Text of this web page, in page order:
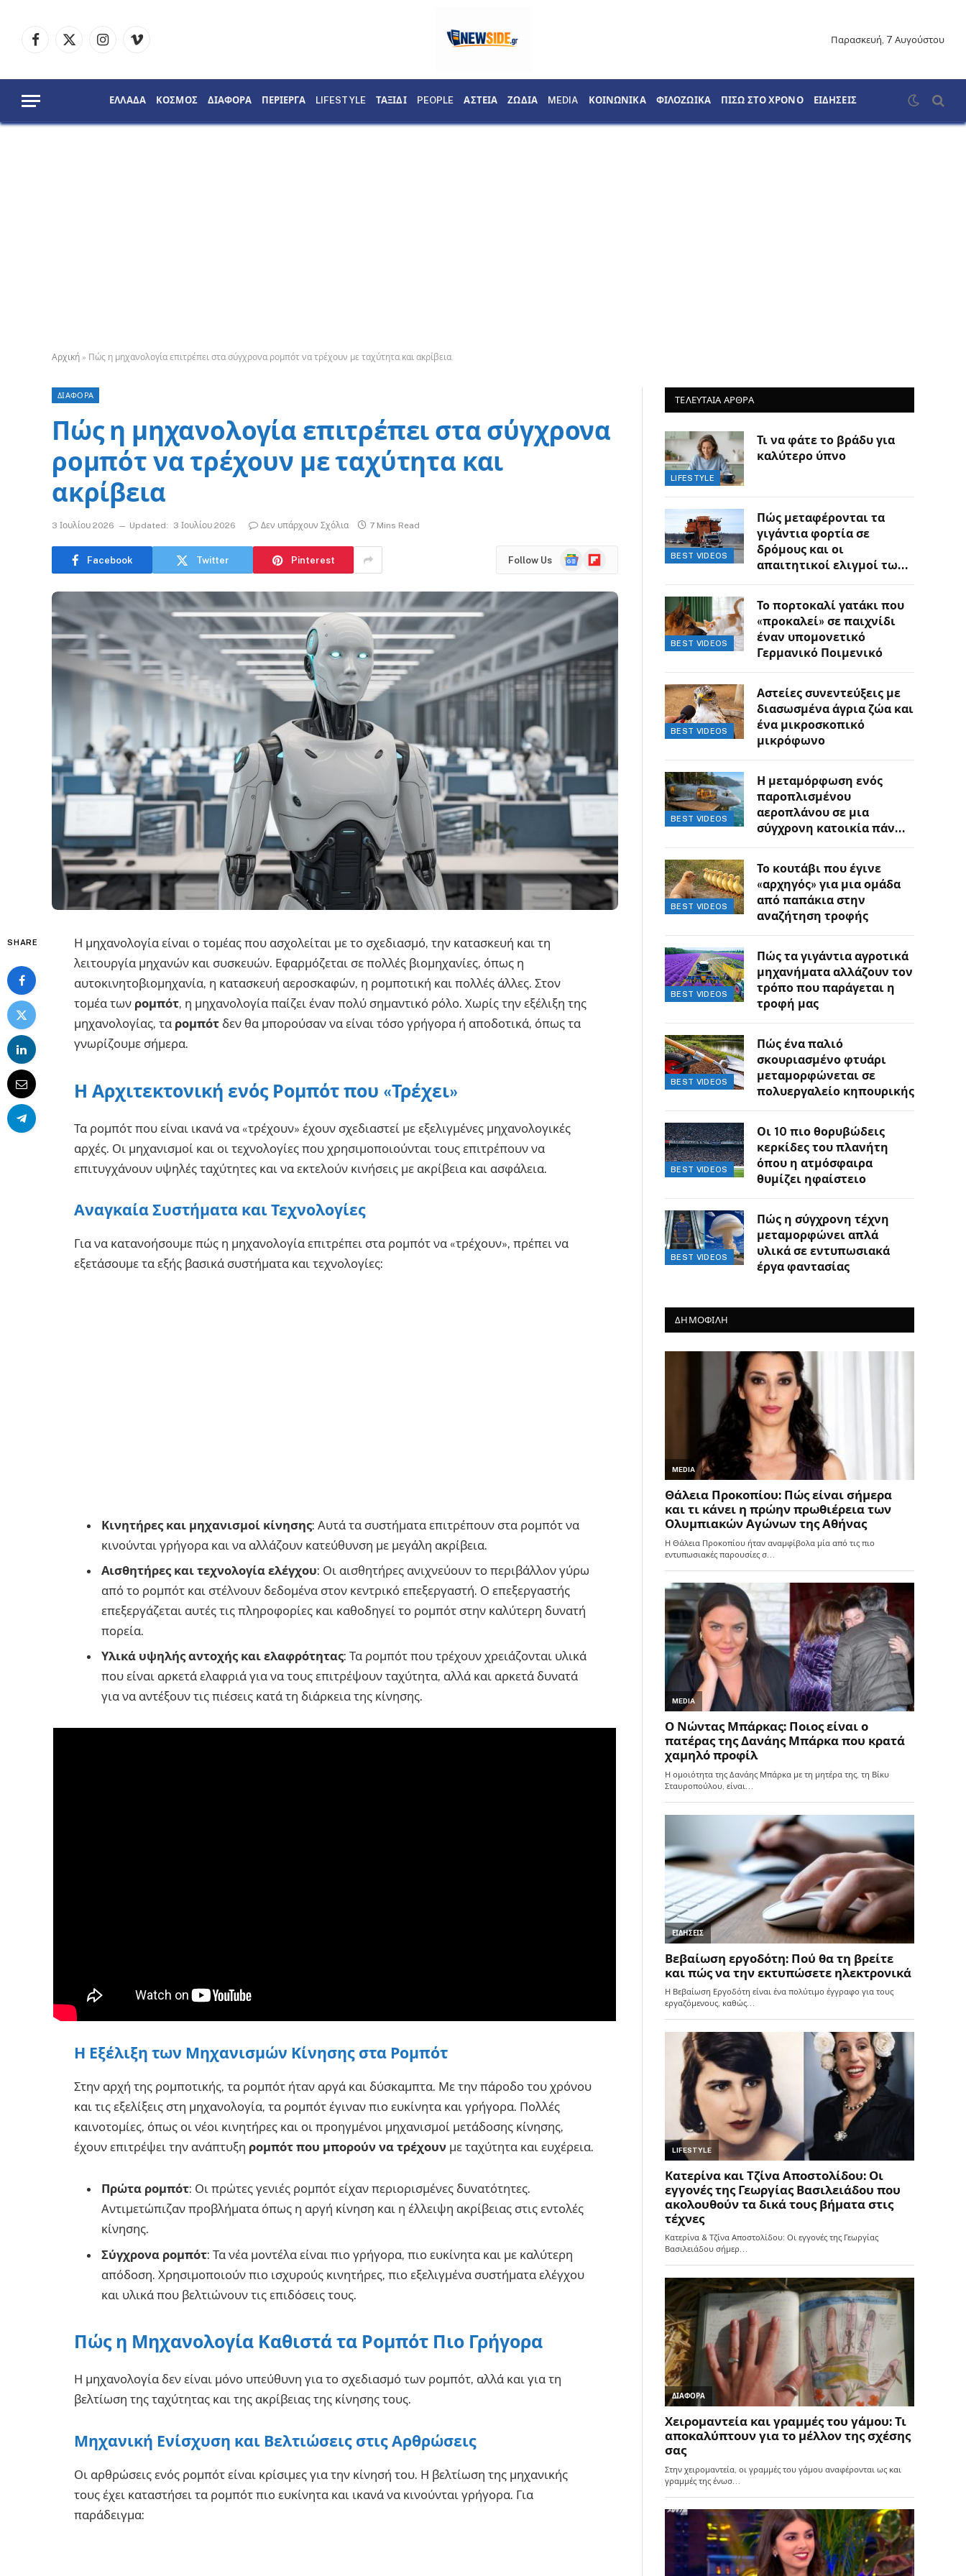
Facebook
X
InstagramVimeo
Παρασκευή, 7 Αυγούστου
ΕΛΛΑΔΑ ΚΟΣΜΟΣ ΔΙΑΦΟΡΑ ΠΕΡΙΕΡΓΑ LIFESTYLE ΤΑΞΙΔΙ PEOPLE ΑΣΤΕΙΑ ΖΩΔΙΑ MEDIA ΚΟΙΝΩΝΙΚΑ ΦΙΛΟΖΩΙΚΑ ΠΙΣΩ ΣΤΟ ΧΡΟΝΟ ΕΙΔΗΣΕΙΣ
Αρχική » Πώς η μηχανολογία επιτρέπει στα σύγχρονα ρομπότ να τρέχουν με ταχύτητα και ακρίβεια
ΔΙΑΦΟΡΑ
Πώς η μηχανολογία επιτρέπει στα σύγχρονα
ρομπότ να τρέχουν με ταχύτητα και
ακρίβεια
3 Ιουλίου 2026 Updated: 3 Ιουλίου 2026 Δεν υπάρχουν Σχόλια 7 Mins Read
Facebook Twitter Pinterest Follow Us
GoogleFlipboard
SHARE
Η μηχανολογία είναι ο τομέας που ασχολείται με το σχεδιασμό, την κατασκευή και τη
λειτουργία μηχανών και συσκευών. Εφαρμόζεται σε πολλές βιομηχανίες, όπως η
αυτοκινητοβιομηχανία, η κατασκευή αεροσκαφών, η ρομποτική και πολλές άλλες. Στον
τομέα των ρομπότ, η μηχανολογία παίζει έναν πολύ σημαντικό ρόλο. Χωρίς την εξέλιξη της
μηχανολογίας, τα ρομπότ δεν θα μπορούσαν να είναι τόσο γρήγορα ή αποδοτικά, όπως τα
γνωρίζουμε σήμερα.
Η Αρχιτεκτονική ενός Ρομπότ που «Τρέχει»
Τα ρομπότ που είναι ικανά να «τρέχουν» έχουν σχεδιαστεί με εξελιγμένες μηχανολογικές
αρχές. Οι μηχανισμοί και οι τεχνολογίες που χρησιμοποιούνται τους επιτρέπουν να
επιτυγχάνουν υψηλές ταχύτητες και να εκτελούν κινήσεις με ακρίβεια και ασφάλεια.
Αναγκαία Συστήματα και Τεχνολογίες
Για να κατανοήσουμε πώς η μηχανολογία επιτρέπει στα ρομπότ να «τρέχουν», πρέπει να
εξετάσουμε τα εξής βασικά συστήματα και τεχνολογίες:
Κινητήρες και μηχανισμοί κίνησης: Αυτά τα συστήματα επιτρέπουν στα ρομπότ να
κινούνται γρήγορα και να αλλάζουν κατεύθυνση με μεγάλη ακρίβεια.
Αισθητήρες και τεχνολογία ελέγχου: Οι αισθητήρες ανιχνεύουν το περιβάλλον γύρω
από το ρομπότ και στέλνουν δεδομένα στον κεντρικό επεξεργαστή. Ο επεξεργαστής
επεξεργάζεται αυτές τις πληροφορίες και καθοδηγεί το ρομπότ στην καλύτερη δυνατή
πορεία.
Υλικά υψηλής αντοχής και ελαφρότητας: Τα ρομπότ που τρέχουν χρειάζονται υλικά
που είναι αρκετά ελαφριά για να τους επιτρέψουν ταχύτητα, αλλά και αρκετά δυνατά
για να αντέξουν τις πιέσεις κατά τη διάρκεια της κίνησης.
Η Εξέλιξη των Μηχανισμών Κίνησης στα Ρομπότ
Στην αρχή της ρομποτικής, τα ρομπότ ήταν αργά και δύσκαμπτα. Με την πάροδο του χρόνου
και τις εξελίξεις στη μηχανολογία, τα ρομπότ έγιναν πιο ευκίνητα και γρήγορα. Πολλές
καινοτομίες, όπως οι νέοι κινητήρες και οι προηγμένοι μηχανισμοί μετάδοσης κίνησης,
έχουν επιτρέψει την ανάπτυξη ρομπότ που μπορούν να τρέχουν με ταχύτητα και ευχέρεια.
Πρώτα ρομπότ: Οι πρώτες γενιές ρομπότ είχαν περιορισμένες δυνατότητες.
Αντιμετώπιζαν προβλήματα όπως η αργή κίνηση και η έλλειψη ακρίβειας στις εντολές
κίνησης.
Σύγχρονα ρομπότ: Τα νέα μοντέλα είναι πιο γρήγορα, πιο ευκίνητα και με καλύτερη
απόδοση. Χρησιμοποιούν πιο ισχυρούς κινητήρες, πιο εξελιγμένα συστήματα ελέγχου
και υλικά που βελτιώνουν τις επιδόσεις τους.
Πώς η Μηχανολογία Καθιστά τα Ρομπότ Πιο Γρήγορα
Η μηχανολογία δεν είναι μόνο υπεύθυνη για το σχεδιασμό των ρομπότ, αλλά και για τη
βελτίωση της ταχύτητας και της ακρίβειας της κίνησης τους.
Μηχανική Ενίσχυση και Βελτιώσεις στις Αρθρώσεις
Οι αρθρώσεις ενός ρομπότ είναι κρίσιμες για την κίνησή του. Η βελτίωση της μηχανικής
τους έχει καταστήσει τα ρομπότ πιο ευκίνητα και ικανά να κινούνται γρήγορα. Για
παράδειγμα:
ΤΕΛΕΥΤΑΙΑ ΑΡΘΡΑ
LIFESTYLE
Τι να φάτε το βράδυ για
καλύτερο ύπνο
BEST VIDEOS
Πώς μεταφέρονται τα
γιγάντια φορτία σε
δρόμους και οι
απαιτητικοί ελιγμοί των
BEST VIDEOS
Το πορτοκαλί γατάκι που
«προκαλεί» σε παιχνίδι
έναν υπομονετικό
Γερμανικό Ποιμενικό
BEST VIDEOS
Αστείες συνεντεύξεις με
διασωσμένα άγρια ζώα και
ένα μικροσκοπικό
μικρόφωνο
BEST VIDEOS
Η μεταμόρφωση ενός
παροπλισμένου
αεροπλάνου σε μια
σύγχρονη κατοικία πάνω
BEST VIDEOS
Το κουτάβι που έγινε
«αρχηγός» για μια ομάδα
από παπάκια στην
αναζήτηση τροφής
BEST VIDEOS
Πώς τα γιγάντια αγροτικά
μηχανήματα αλλάζουν τον
τρόπο που παράγεται η
τροφή μας
BEST VIDEOS
Πώς ένα παλιό
σκουριασμένο φτυάρι
μεταμορφώνεται σε
πολυεργαλείο κηπουρικής
BEST VIDEOS
Οι 10 πιο θορυβώδεις
κερκίδες του πλανήτη
όπου η ατμόσφαιρα
θυμίζει ηφαίστειο
BEST VIDEOS
Πώς η σύγχρονη τέχνη
μεταμορφώνει απλά
υλικά σε εντυπωσιακά
έργα φαντασίας
ΔΗΜΟΦΙΛΗ